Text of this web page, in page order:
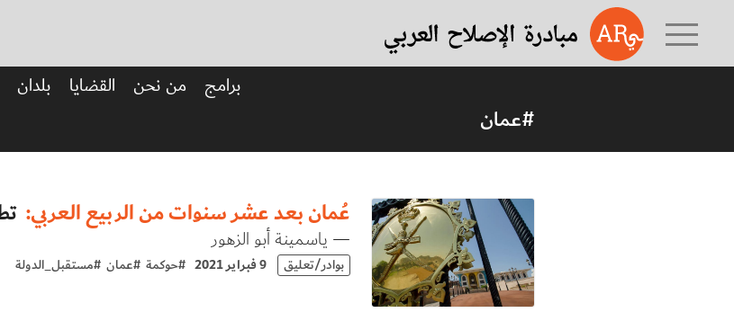
برامج من نحن القضايا بلدان
#عمان
عُمان بعد عشر سنوات من الربيع العربي:
— ياسمينة أبو الزهور
بوادر/تعليق 9 فبراير 2021 #حوكمة #عمان #مستقبل_الدولة